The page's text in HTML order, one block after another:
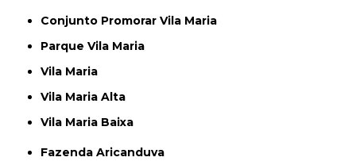
Conjunto Promorar Vila Maria
Parque Vila Maria
Vila Maria
Vila Maria Alta
Vila Maria Baixa
Fazenda Aricanduva